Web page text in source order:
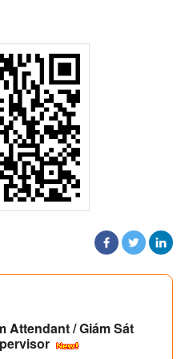
Attendant / Giám Sát